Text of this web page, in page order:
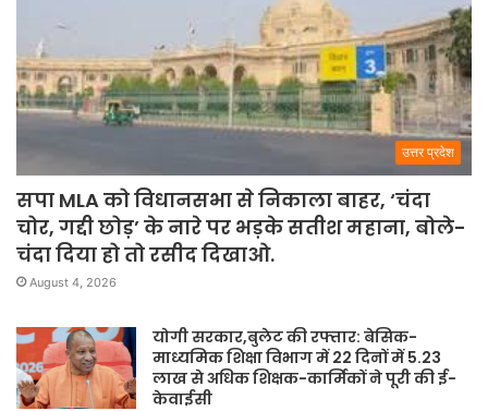
उत्तर प्रदेश
सपा MLA को विधानसभा से निकाला बाहर, ‘चंदा
चोर, गद्दी छोड़’ के नारे पर भड़के सतीश महाना, बोले-
चंदा दिया हो तो रसीद दिखाओ.
August 4, 2026
योगी सरकार,बुलेट की रफ्तार: बेसिक-
माध्यमिक शिक्षा विभाग में 22 दिनों में 5.23
लाख से अधिक शिक्षक-कार्मिकों ने पूरी की ई-
केवाईसी